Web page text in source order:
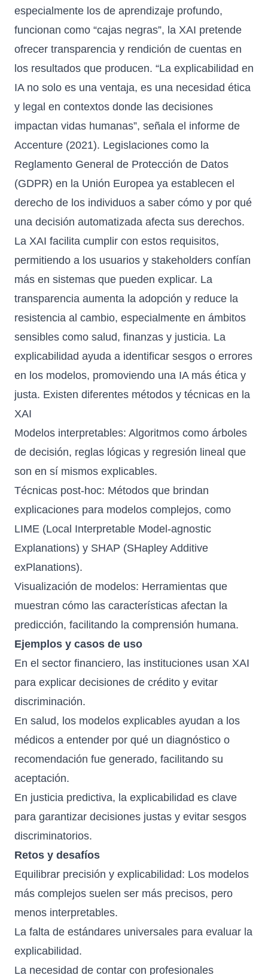
especialmente los de aprendizaje profundo,
funcionan como “cajas negras”, la XAI pretende
ofrecer transparencia y rendición de cuentas en
los resultados que producen. “La explicabilidad en
IA no solo es una ventaja, es una necesidad ética
y legal en contextos donde las decisiones
impactan vidas humanas”, señala el informe de
Accenture (2021). Legislaciones como la
Reglamento General de Protección de Datos
(GDPR) en la Unión Europea ya establecen el
derecho de los individuos a saber cómo y por qué
una decisión automatizada afecta sus derechos.
La XAI facilita cumplir con estos requisitos,
permitiendo a los usuarios y stakeholders confían
más en sistemas que pueden explicar. La
transparencia aumenta la adopción y reduce la
resistencia al cambio, especialmente en ámbitos
sensibles como salud, finanzas y justicia. La
explicabilidad ayuda a identificar sesgos o errores
en los modelos, promoviendo una IA más ética y
justa. Existen diferentes métodos y técnicas en la
XAI
Modelos interpretables: Algoritmos como árboles
de decisión, reglas lógicas y regresión lineal que
son en sí mismos explicables.
Técnicas post-hoc: Métodos que brindan
explicaciones para modelos complejos, como
LIME (Local Interpretable Model-agnostic
Explanations) y SHAP (SHapley Additive
exPlanations).
Visualización de modelos: Herramientas que
muestran cómo las características afectan la
predicción, facilitando la comprensión humana.
Ejemplos y casos de uso
En el sector financiero, las instituciones usan XAI
para explicar decisiones de crédito y evitar
discriminación.
En salud, los modelos explicables ayudan a los
médicos a entender por qué un diagnóstico o
recomendación fue generado, facilitando su
aceptación.
En justicia predictiva, la explicabilidad es clave
para garantizar decisiones justas y evitar sesgos
discriminatorios.
Retos y desafíos
Equilibrar precisión y explicabilidad: Los modelos
más complejos suelen ser más precisos, pero
menos interpretables.
La falta de estándares universales para evaluar la
explicabilidad.
La necesidad de contar con profesionales